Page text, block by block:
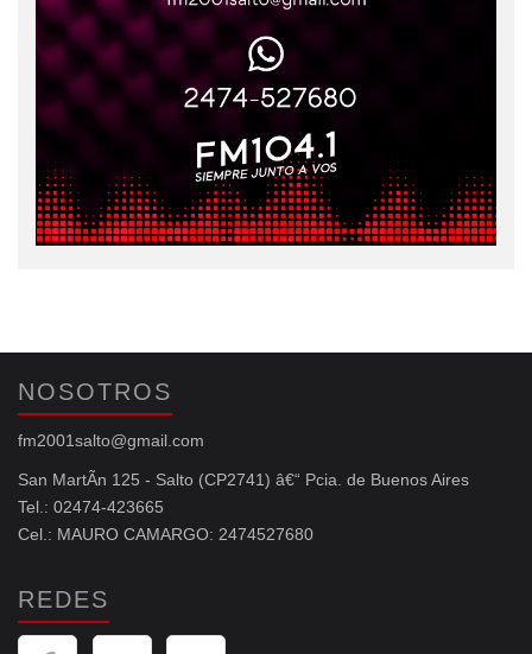
NOSOTROS
fm2001salto@gmail.com
San MartÃ­n 125 - Salto (CP2741) â€“ Pcia. de Buenos Aires
Tel.: 02474-423665
Cel.: MAURO CAMARGO: 2474527680
REDES